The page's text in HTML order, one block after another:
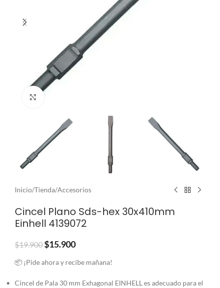
Inicio/Tienda/Accesorios
Cincel Plano Sds-hex 30x410mm
Einhell 4139072
$19.900$15.900
📦 ¡Pide ahora y recibe mañana!
Cincel de Pala 30 mm Exhagonal EINHELL es adecuado para el